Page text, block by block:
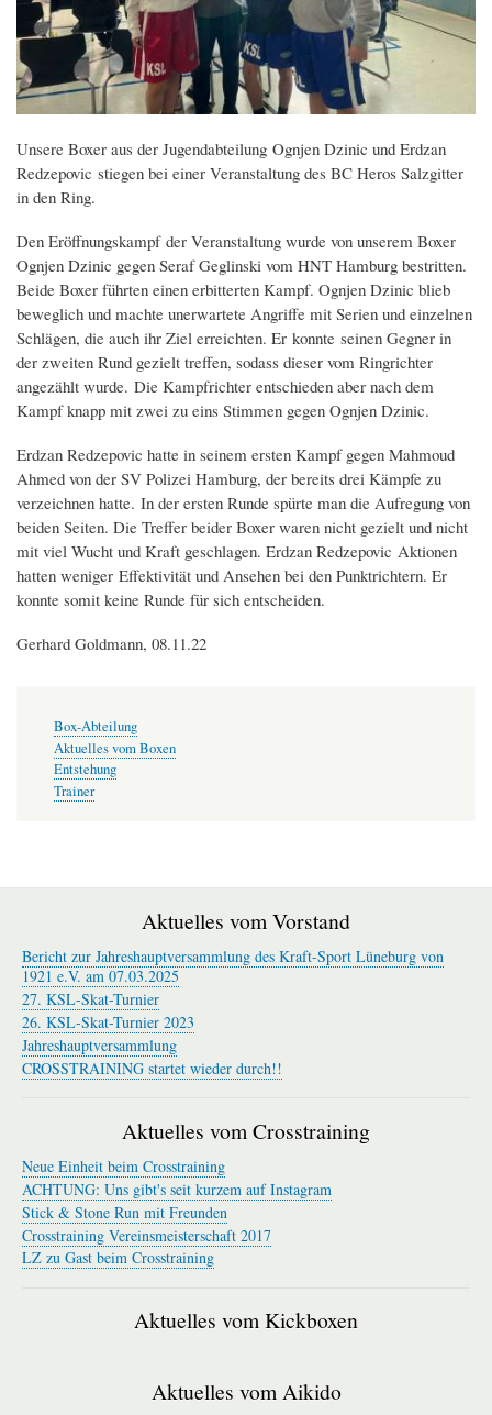
Textkörper
Unsere Boxer aus der Jugendabteilung Ognjen Dzinic und Erdzan
Redzepovic stiegen bei einer Veranstaltung des BC Heros Salzgitter
in den Ring.
Den Eröffnungskampf der Veranstaltung wurde von unserem Boxer
Ognjen Dzinic gegen Seraf Geglinski vom HNT Hamburg bestritten.
Beide Boxer führten einen erbitterten Kampf. Ognjen Dzinic blieb
beweglich und machte unerwartete Angriffe mit Serien und einzelnen
Schlägen, die auch ihr Ziel erreichten. Er konnte seinen Gegner in
der zweiten Rund gezielt treffen, sodass dieser vom Ringrichter
angezählt wurde. Die Kampfrichter entschieden aber nach dem
Kampf knapp mit zwei zu eins Stimmen gegen Ognjen Dzinic.
Erdzan Redzepovic hatte in seinem ersten Kampf gegen Mahmoud
Ahmed von der SV Polizei Hamburg, der bereits drei Kämpfe zu
verzeichnen hatte. In der ersten Runde spürte man die Aufregung von
beiden Seiten. Die Treffer beider Boxer waren nicht gezielt und nicht
mit viel Wucht und Kraft geschlagen. Erdzan Redzepovic Aktionen
hatten weniger Effektivität und Ansehen bei den Punktrichtern. Er
konnte somit keine Runde für sich entscheiden.
Gerhard Goldmann, 08.11.22
Box-Abteilung
Aktuelles vom Boxen
Entstehung
Trainer
Aktuelles vom Vorstand
Bericht zur Jahreshauptversammlung des Kraft-Sport Lüneburg von
1921 e.V. am 07.03.2025
27. KSL-Skat-Turnier
26. KSL-Skat-Turnier 2023
Jahreshauptversammlung
CROSSTRAINING startet wieder durch!!
Aktuelles vom Crosstraining
Neue Einheit beim Crosstraining
ACHTUNG: Uns gibt's seit kurzem auf Instagram
Stick & Stone Run mit Freunden
Crosstraining Vereinsmeisterschaft 2017
LZ zu Gast beim Crosstraining
Aktuelles vom Kickboxen
Aktuelles vom Aikido